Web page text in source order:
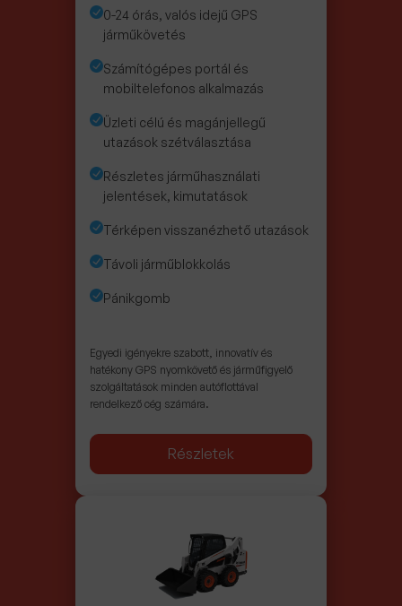
0-24 órás, valós idejű GPS
járműkövetés
Számítógépes portál és
mobiltelefonos alkalmazás
Üzleti célú és magánjellegű
utazások szétválasztása
Részletes járműhasználati
jelentések, kimutatások
Térképen visszanézhető utazások
Távoli járműblokkolás
Pánikgomb
Egyedi igényekre szabott, innovatív és
hatékony GPS nyomkövető és járműfigyelő
szolgáltatások minden autóflottával
rendelkező cég számára.
Részletek